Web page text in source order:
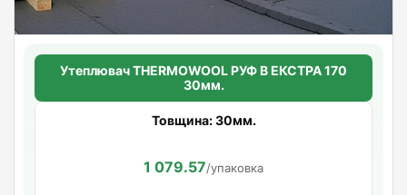
Утеплювач THERMOWOOL РУФ В ЕКСТРА 170
30мм.
Товщина: 30мм.
1 079.57/упаковка